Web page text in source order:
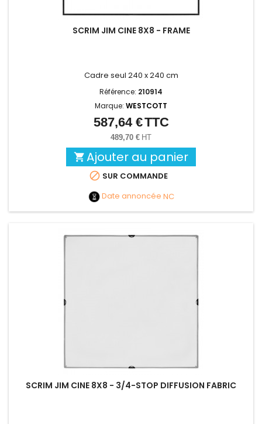
SCRIM JIM CINE 8X8 - FRAME
Cadre seul 240 x 240 cm
Référence: 210914
Marque: WESTCOTT
Prix
587,64 €TTC
489,70 € HT
 Ajouter au panier
 SUR COMMANDE
Date annoncée NC
SCRIM JIM CINE 8X8 - 3/4-STOP DIFFUSION FABRIC